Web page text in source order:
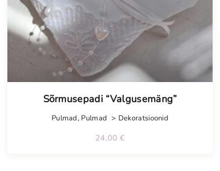
Sõrmusepadi “Valgusemäng”
Pulmad, Pulmad > Dekoratsioonid
24,00 €